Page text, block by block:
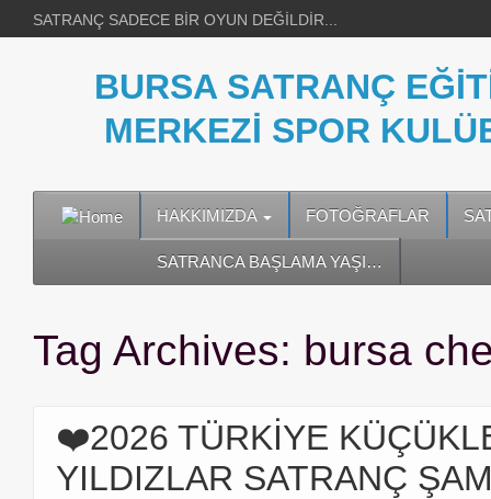
SATRANÇ SADECE BİR OYUN DEĞİLDİR...
BURSA SATRANÇ
MERKEZİ SPOR
HAKKIMIZDA FOTOĞRAFLAR
SATRANCA BAŞLAMA YAŞI…
Tag Archives: bursa
❤️2026 TÜRKİYE
YILDIZLAR SATRANÇ